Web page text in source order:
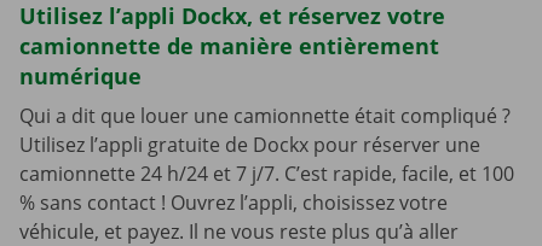
Utilisez l’appli Dockx, et réservez votre
camionnette de manière entièrement
numérique
Qui a dit que louer une camionnette était compliqué ?
Utilisez l’appli gratuite de Dockx pour réserver une
camionnette 24 h/24 et 7 j/7. C’est rapide, facile, et 100
% sans contact ! Ouvrez l’appli, choisissez votre
véhicule, et payez. Il ne vous reste plus qu’à aller